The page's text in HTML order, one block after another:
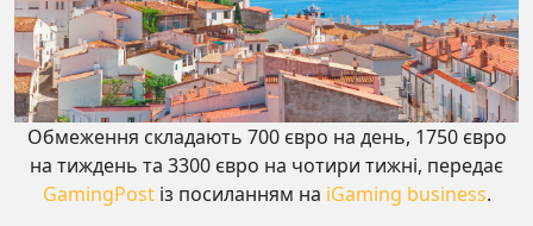
Обмеження складають 700 євро на день, 1750 євро
на тиждень та 3300 євро на чотири тижні, передає
GamingPostіз посиланням на iGaming business.